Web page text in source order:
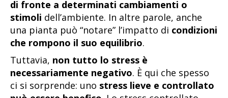
di fronte a determinati cambiamenti o
stimoli dell’ambiente. In altre parole, anche
una pianta può “notare” l’impatto di condizioni
che rompono il suo equilibrio.
Tuttavia, non tutto lo stress è
necessariamente negativo. È qui che spesso
ci si sorprende: uno stress lieve e controllato